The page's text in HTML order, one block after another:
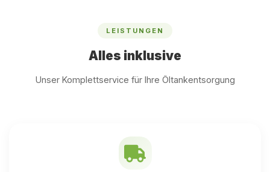
LEISTUNGEN
Alles inklusive
Unser Komplettservice für Ihre Öltankentsorgung